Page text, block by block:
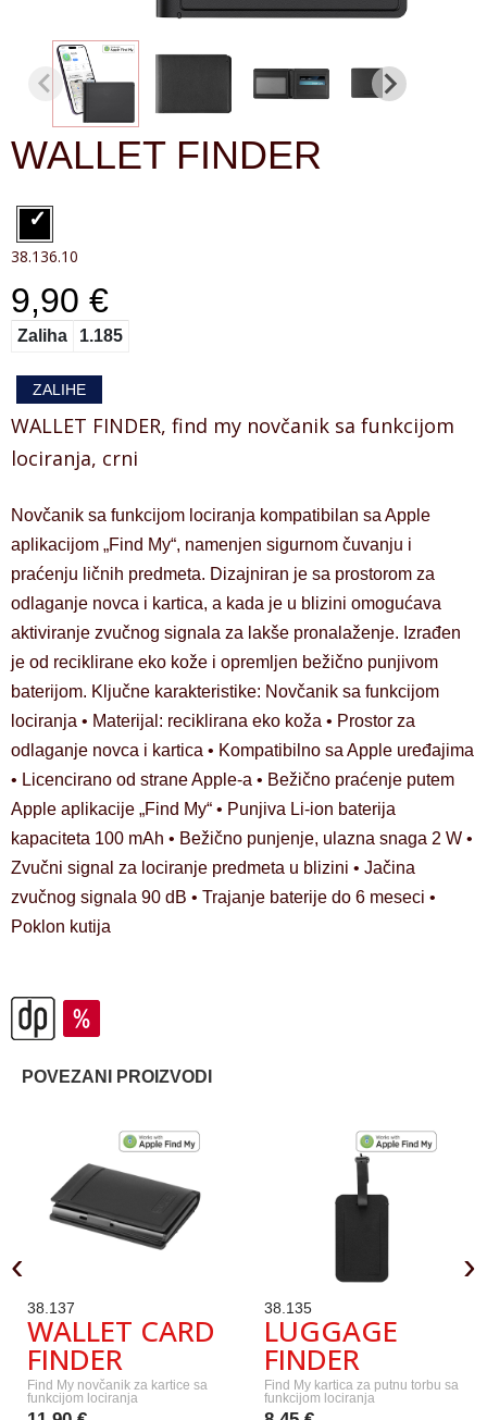
WALLET FINDER
38.136.10
9,90 €
Zaliha 1.185
ZALIHE
WALLET FINDER, find my novčanik sa funkcijom
lociranja, crni
Novčanik sa funkcijom lociranja kompatibilan sa Apple
aplikacijom „Find My“, namenjen sigurnom čuvanju i
praćenju ličnih predmeta. Dizajniran je sa prostorom za
odlaganje novca i kartica, a kada je u blizini omogućava
aktiviranje zvučnog signala za lakše pronalaženje. Izrađen
je od reciklirane eko kože i opremljen bežično punjivom
baterijom. Ključne karakteristike: Novčanik sa funkcijom
lociranja • Materijal: reciklirana eko koža • Prostor za
odlaganje novca i kartica • Kompatibilno sa Apple uređajima
• Licencirano od strane Apple-a • Bežično praćenje putem
Apple aplikacije „Find My“ • Punjiva Li-ion baterija
kapaciteta 100 mAh • Bežično punjenje, ulazna snaga 2 W •
Zvučni signal za lociranje predmeta u blizini • Jačina
zvučnog signala 90 dB • Trajanje baterije do 6 meseci •
Poklon kutija
POVEZANI PROIZVODI
38.137
WALLET CARD
FINDER
Find My novčanik za kartice sa
funkcijom lociranja
38.135
LUGGAGE
FINDER
Find My kartica za putnu torbu sa
funkcijom lociranja
‹ ›